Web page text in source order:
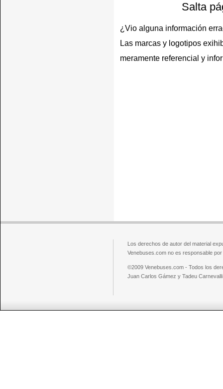
Salta
¿Vio alguna información
Las marcas y logotipos
meramente referencial y
Los derechos de autor del material
Venebuses.com no es responsable
©2009 Venebuses.com - Todos los
Juan Carlos Gámez y Tadeu Carnevalli